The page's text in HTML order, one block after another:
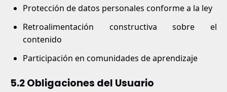
Protección de datos personales conforme a la ley
Retroalimentación constructiva sobre el
contenido
Participación en comunidades de aprendizaje
5.2 Obligaciones del Usuario